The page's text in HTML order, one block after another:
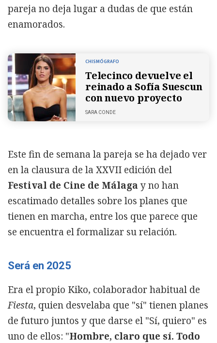
pareja no deja lugar a dudas de que están
enamorados.
CHISMÓGRAFO
Telecinco devuelve el
reinado a Sofía Suescun
con nuevo proyecto
SARA CONDE
Este fin de semana la pareja se ha dejado ver
en la clausura de la XXVII edición del
Festival de Cine de Málaga y no han
escatimado detalles sobre los planes que
tienen en marcha, entre los que parece que
se encuentra el formalizar su relación.
Será en 2025
Era el propio Kiko, colaborador habitual de
Fiesta, quien desvelaba que "sí" tienen planes
de futuro juntos y que darse el "Sí, quiero" es
uno de ellos: "Hombre, claro que sí. Todo